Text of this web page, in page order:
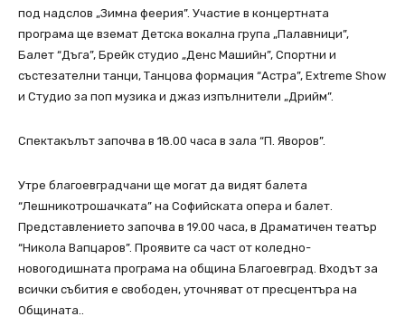
под надслов „Зимна феерия”. Участие в концертната
програма ще вземат Детска вокална група „Палавници”,
Балет “Дъга”, Брейк студио „Денс Машийн”, Спортни и
състезателни танци, Танцова формация “Астра”, Extreme Show
и Студио за поп музика и джаз изпълнители „Дрийм”.
Спектакълът започва в 18.00 часа в зала “П. Яворов”.
Утре благоевградчани ще могат да видят балета
“Лешникотрошачката” на Софийската опера и балет.
Представлението започва в 19.00 часа, в Драматичен театър
“Никола Вапцаров”. Проявите са част от коледно-
новогодишната програма на община Благоевград. Входът за
всички събития е свободен, уточняват от пресцентъра на
Общината..